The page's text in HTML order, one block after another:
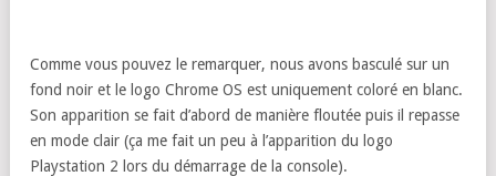
Comme vous pouvez le remarquer, nous avons basculé sur un
fond noir et le logo Chrome OS est uniquement coloré en blanc.
Son apparition se fait d’abord de manière floutée puis il repasse
en mode clair (ça me fait un peu à l’apparition du logo
Playstation 2 lors du démarrage de la console).